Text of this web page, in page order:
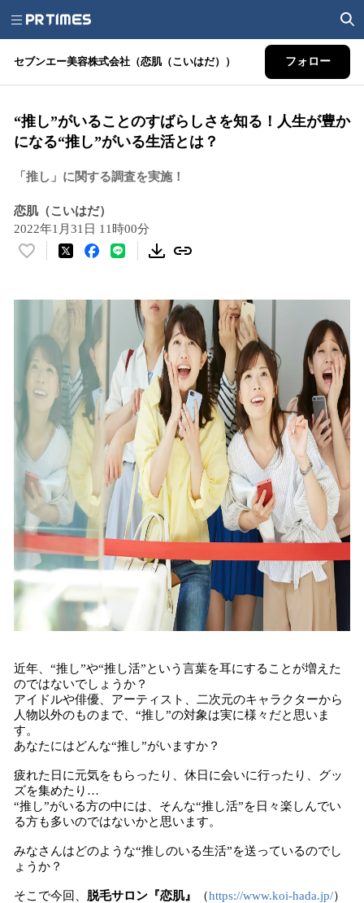
セブンエー美容株式会社（恋肌（こいはだ）） フォロー
“推し”がいることのすばらしさを知る！人生が豊か
になる“推し”がいる生活とは？
「推し」に関する調査を実施！
恋肌（こいはだ）
2022年1月31日 11時00分
い
を
読
み
込
中
す
近年、“推し”や“推し活”という言葉を耳にすることが増えた
のではないでしょうか？
アイドルや俳優、アーティスト、二次元のキャラクターから
人物以外のものまで、“推し”の対象は実に様々だと思いま
す。
あなたにはどんな“推し”がいますか？
疲れた日に元気をもらったり、休日に会いに行ったり、グッ
ズを集めたり…
“推し”がいる方の中には、そんな“推し活”を日々楽しんでい
る方も多いのではないかと思います。
みなさんはどのような“推しのいる生活”を送っているのでし
ょうか？
そこで今回、 脱毛サロン『恋肌』 （https://www.koi-hada.jp/）